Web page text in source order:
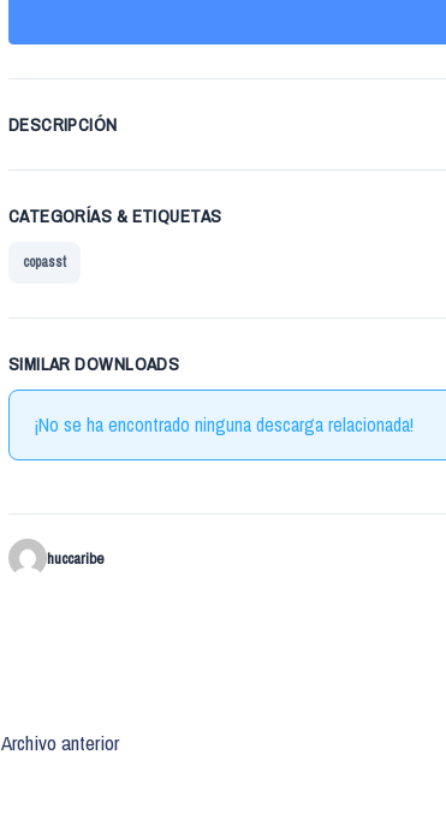
DESCRIPCIÓN
CATEGORÍAS & ETIQUETAS
copasst
SIMILAR DOWNLOADS
¡No se ha encontrado ninguna descarga relacionada!
huccaribe
Archivo anterior